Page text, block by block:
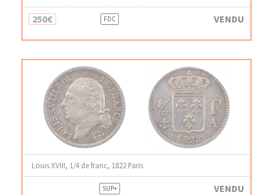
250€ FDC VENDU
Louis XVIII, 1/4 de franc, 1822 Paris
SUP+ VENDU